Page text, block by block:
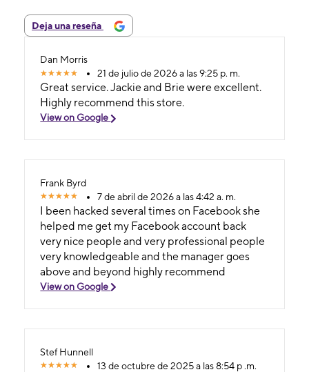
Deja una reseña
Dan Morris
21 de julio de 2026 a las 9:25 p. m.
Great service. Jackie and Brie were excellent.
Highly recommend this store.
View on Google
Frank Byrd
7 de abril de 2026 a las 4:42 a. m.
I been hacked several times on Facebook she
helped me get my Facebook account back
very nice people and very professional people
very knowledgeable and the manager goes
above and beyond highly recommend
View on Google
Stef Hunnell
13 de octubre de 2025 a las 8:54 p .m.